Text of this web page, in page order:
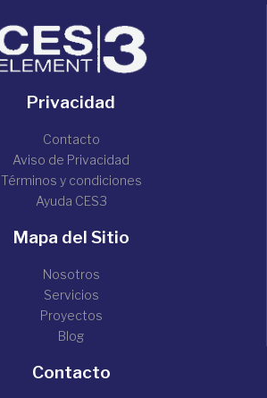
Privacidad
Contacto
Aviso de Privacidad
Términos y condiciones
Ayuda CES3
Mapa del Sitio
Nosotros
Servicios
Proyectos
Blog
Contacto